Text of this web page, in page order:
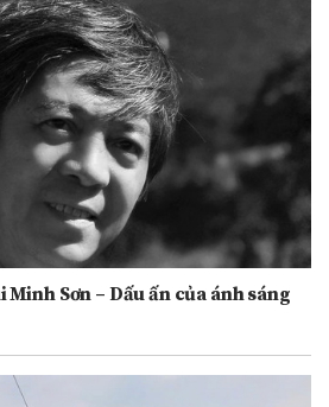
Minh Sơn – Dấu ấn của ánh sáng